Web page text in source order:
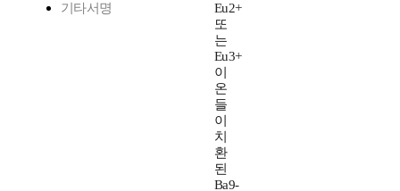
기타서명
Eu2+
또
는
Eu3+
이
온
들
이
치
환
된
Ba9-